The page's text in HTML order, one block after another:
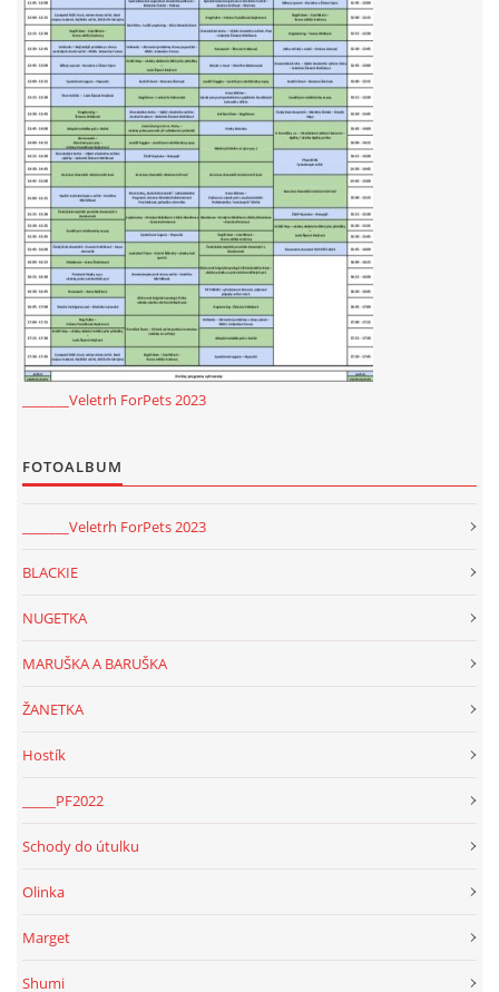
NATÁČENÍ V TELEVIZI
AKCE
SLUŽBY
HISTORIE - 2010 - 2020
JAK NÁM POMOCI - POMÁHAJÍ NÁM :-)
_______Veletrh ForPets 2023
FOTOALBUM
_______Veletrh ForPets 2023
BLACKIE
NUGETKA
MARUŠKA A BARUŠKA
ŽANETKA
Hostík
_____PF2022
Schody do útulku
Olinka
Marget
Shumi